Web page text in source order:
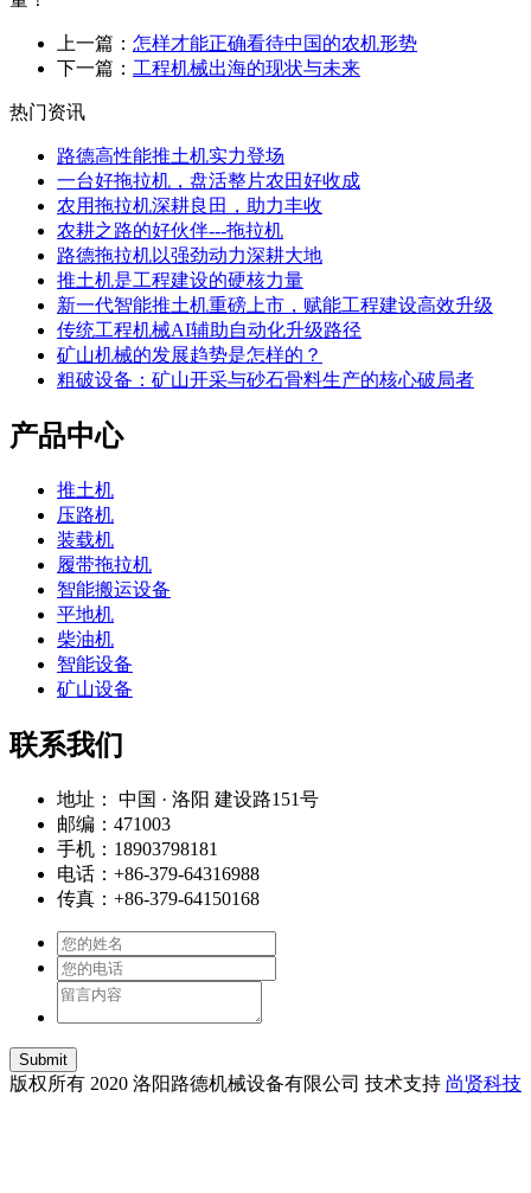
上一篇： 怎样才能正确看待中国的农机形势
下一篇： 工程机械出海的现状与未来
热门资讯
路德高性能推土机实力登场
一台好拖拉机，盘活整片农田好收成
农用拖拉机深耕良田，助力丰收
农耕之路的好伙伴---拖拉机
路德拖拉机以强劲动力深耕大地
推土机是工程建设的硬核力量
新一代智能推土机重磅上市，赋能工程建设高效升级
传统工程机械AI辅助自动化升级路径
矿山机械的发展趋势是怎样的？
粗破设备：矿山开采与砂石骨料生产的核心破局者
产品中心
推土机
压路机
装载机
履带拖拉机
智能搬运设备
平地机
柴油机
智能设备
矿山设备
联系我们
地址： 中国 · 洛阳 建设路151号
邮编：471003
手机：18903798181
电话：+86-379-64316988
传真：+86-379-64150168
Submit
版权所有 2020 洛阳路德机械设备有限公司 技术支持 尚贤科技